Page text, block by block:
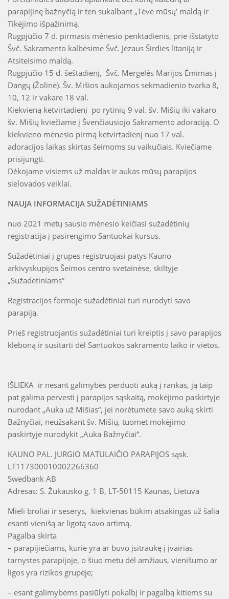
parapijinę bažnyčią ir ten sukalbant „Tėve mūsų’ maldą ir
Tikėjimo išpažinimą.
Rugpjūčio 7 d. pirmasis mėnesio penktadienis, prie išstatyto
Švč. Sakramento kalbėsime Švč. Jėzaus Širdies litaniją ir
Atsiteisimo maldą.
Rugpjūčio 15 d. šeštadienį, Švč. Mergelės Marijos Ėmimas į
Dangų (Žolinė). Šv. Mišios aukojamos sekmadienio tvarka 8,
10, 12 ir vakare 18 val.
Kiekvieną ketvirtadienį po rytinių 9 val. šv. Mišių iki vakaro
šv. Mišių kviečiame į Švenčiausiojo Sakramento adoraciją. O
kiekvieno mėnesio pirmą ketvirtadienį nuo 17 val.
adoracijos laikas skirtas šeimoms su vaikučiais. Kviečiame
prisijungti.
Dėkojame visiems už maldas ir aukas mūsų parapijos
sielovados veiklai.
NAUJA INFORMACIJA SUŽADĖTINIAMS
nuo 2021 metų sausio mėnesio keičiasi sužadėtinių
registracija į pasirengimo Santuokai kursus.
Sužadėtiniai į grupes registruojasi patys Kauno
arkivyskupijos Šeimos centro svetainėse, skiltyje
„Sužadėtiniams”
Registracijos formoje sužadėtiniai turi nurodyti savo
parapiją.
Prieš registruojantis sužadėtiniai turi kreiptis į savo parapijos
kleboną ir susitarti dėl Santuokos sakramento laiko ir vietos.
IŠLIEKA ir nesant galimybės perduoti auką į rankas, ją taip
pat galima pervesti į parapijos sąskaitą, mokėjimo paskirtyje
nurodant „Auka už Mišias“, jei norėtumėte savo auką skirti
Bažnyčiai, neužsakant šv. Mišių, tuomet mokėjimo
paskirtyje nurodykit „Auka Bažnyčiai“.
KAUNO PAL. JURGIO MATULAIČIO PARAPIJOS sąsk.
LT117300010002266360
Swedbank AB
Adresas: S. Žukausko g. 1 B, LT-50115 Kaunas, Lietuva
Mieli broliai ir seserys, kiekvienas būkim atsakingas už šalia
esanti vienišą ar ligotą savo artimą.
Pagalba skirta
– parapijiečiams, kurie yra ar buvo įsitraukę į įvairias
tarnystes parapijoje, o šiuo metu dėl amžiaus, vienišumo ar
ligos yra rizikos grupėje;
– esant galimybėms pasiūlyti pokalbį ir pagalbą kitiems su